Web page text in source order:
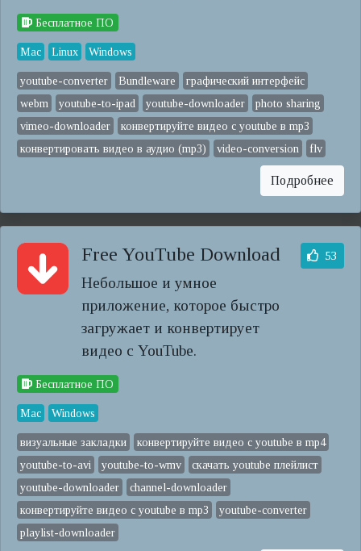
Бесплатное ПО
Mac Linux Windows
youtube-converter Bundleware
графический интерфейс
webm
youtube-to-ipad youtube-downloader
photo sharing
vimeo-downloader
конвертируйте видео с youtube в mp3
конвертировать видео в аудио (mp3)
video-conversion flv
Подробнее
Free YouTube Download
Небольшое и умное
приложение, которое быстро
загружает и конвертирует
видео с YouTube.
53
Бесплатное ПО
Mac Windows
визуальные закладки
конвертируйте видео с youtube в mp4
youtube-to-avi
youtube-to-wmv
скачать youtube плейлист
youtube-downloader
channel-downloader
конвертируйте видео с youtube в mp3
youtube-converter
playlist-downloader